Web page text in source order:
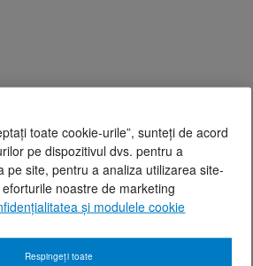
toate cookie-urile”, sunteți de acord
pe dispozitivul dvs. pentru a
pe site, pentru a analiza utilizarea site-
noastre de marketing
și modulele cookie
Respingeți toate